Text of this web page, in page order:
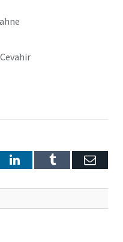
LinkedInTumblr E-